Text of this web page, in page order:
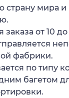
страну мира и
от 10 до
фабрики.
по типу
багетом